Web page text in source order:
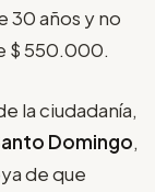
30 años y no
$ 550.000.
la ciudadanía,
Domingo,
de que